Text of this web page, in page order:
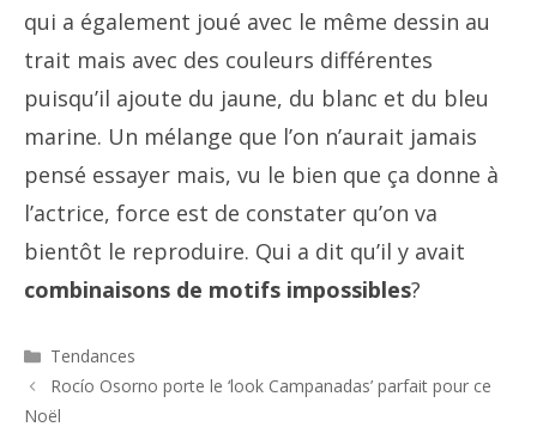
qui a également joué avec le même dessin au
trait mais avec des couleurs différentes
puisqu’il ajoute du jaune, du blanc et du bleu
marine. Un mélange que l’on n’aurait jamais
pensé essayer mais, vu le bien que ça donne à
l’actrice, force est de constater qu’on va
bientôt le reproduire. Qui a dit qu’il y avait
combinaisons de motifs impossibles?
Catégories
Tendances
Navigation
des
Rocío Osorno porte le ‘look Campanadas’ parfait pour ce
Noël